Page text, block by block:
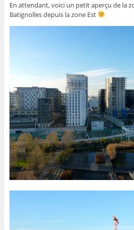
En attendant, voici un petit aperçu de la
Batignolles depuis la zone Est